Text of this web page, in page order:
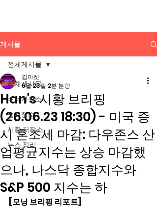
게시물
전체게시물
배너저장소
앱저장소
시황 저장소
뉴스 정리
전체게시물
Han's 시황 브리핑
(26.06.23 18:30) - 미국 증
시 혼조세 마감: 다우존스 산
업평균지수는 상승 마감했
으나, 나스닥 종합지수와
S&P 500 지수는 하
김마켓
6월 23일 2분 분량
[모닝 브리핑 리포트]